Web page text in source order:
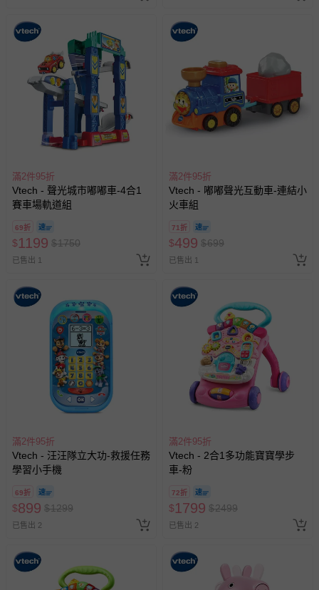
滿2件95折
Vtech - 聲光城市嘟嘟車-4合1
賽車場軌道組
69折
$1199 $1750
已售出 1
滿2件95折
Vtech - 嘟嘟聲光互動車-連結小
火車組
71折
$499 $699
已售出 1
滿2件95折
Vtech - 汪汪隊立大功-救援任務
學習小手機
69折
$899 $1299
已售出 2
滿2件95折
Vtech - 2合1多功能寶寶學步
車-粉
72折
$1799 $2499
已售出 2